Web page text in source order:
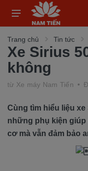
Trang chủ Tin tức
Xe Sirius
không
từ Xe máy Nam Tiến
Cùng tìm hiểu liệu
những phụ kiện
cơ mà vẫn đảm bảo